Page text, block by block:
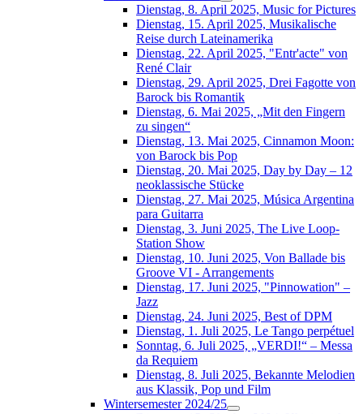
Dienstag, 8. April 2025, Music for Pictures
Dienstag, 15. April 2025, Musikalische
Reise durch Lateinamerika
Dienstag, 22. April 2025, "Entr'acte" von
René Clair
Dienstag, 29. April 2025, Drei Fagotte von
Barock bis Romantik
Dienstag, 6. Mai 2025, „Mit den Fingern
zu singen“
Dienstag, 13. Mai 2025, Cinnamon Moon:
von Barock bis Pop
Dienstag, 20. Mai 2025, Day by Day – 12
neoklassische Stücke
Dienstag, 27. Mai 2025, Música Argentina
para Guitarra
Dienstag, 3. Juni 2025, The Live Loop-
Station Show
Dienstag, 10. Juni 2025, Von Ballade bis
Groove VI - Arrangements
Dienstag, 17. Juni 2025, "Pinnowation" –
Jazz
Dienstag, 24. Juni 2025, Best of DPM
Dienstag, 1. Juli 2025, Le Tango perpétuel
Sonntag, 6. Juli 2025, „VERDI!“ – Messa
da Requiem
Dienstag, 8. Juli 2025, Bekannte Melodien
aus Klassik, Pop und Film
Wintersemester 2024/25